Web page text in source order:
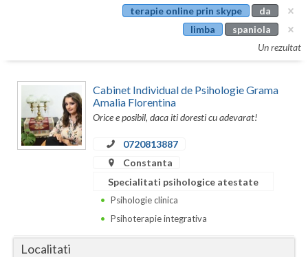
Cluj
Constanta
Covasna
Giurgiu
terapie online prin skype
da
limba
spaniola
Un rezultat
Cabinet Individual de Psihologie Grama
Amalia Florentina
Orice e posibil, daca iti doresti cu adevarat!
0720813887
Constanta
Specialitati psihologice atestate
Psihologie clinica
Psihoterapie integrativa
Localitati